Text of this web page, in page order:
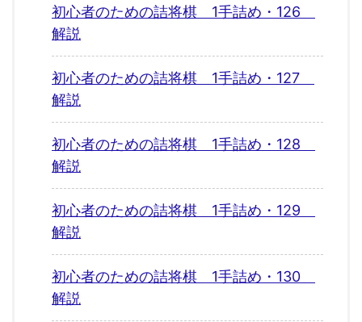
初心者のための詰将棋 1手詰め・126
解説
初心者のための詰将棋 1手詰め・127
解説
初心者のための詰将棋 1手詰め・128
解説
初心者のための詰将棋 1手詰め・129
解説
初心者のための詰将棋 1手詰め・130
解説